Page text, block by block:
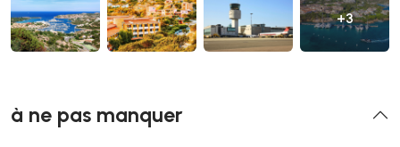
+3
à ne pas manquer